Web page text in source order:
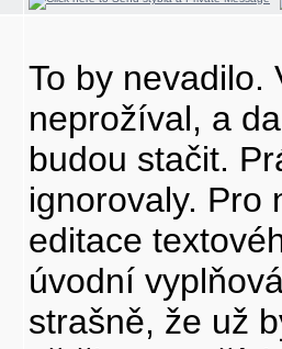
To by nevadilo.
neprožíval, a
budou stačit.
ignorovaly. Pro
editace
úvodní
strašně, že už